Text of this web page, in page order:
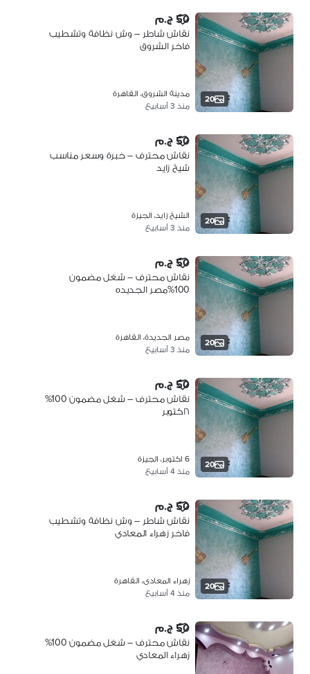
20
50 ج.م
نقاش شاطر – وش نظافة وتشطيب
فاخر الشروق
مدينة الشروق، القاهرة
منذ 3 أسابيع
20
50 ج.م
نقاش محترف – خبرة وسعر مناسب
شيخ زايد
الشيخ زايد، الجيزة
منذ 3 أسابيع
20
50 ج.م
نقاش محترف – شغل مضمون
100%مصر الجديده
مصر الجديدة، القاهرة
منذ 3 أسابيع
20
50 ج.م
نقاش محترف – شغل مضمون 100%
٦اكتوبر
6 اكتوبر، الجيزة
منذ 4 أسابيع
20
50 ج.م
نقاش شاطر – وش نظافة وتشطيب
فاخر زهراء المعادي
زهراء المعادى، القاهرة
منذ 4 أسابيع
50 ج.م
نقاش محترف – شغل مضمون 100%
زهراء المعادي